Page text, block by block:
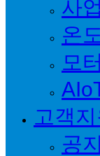
사
온
모
고객지
공